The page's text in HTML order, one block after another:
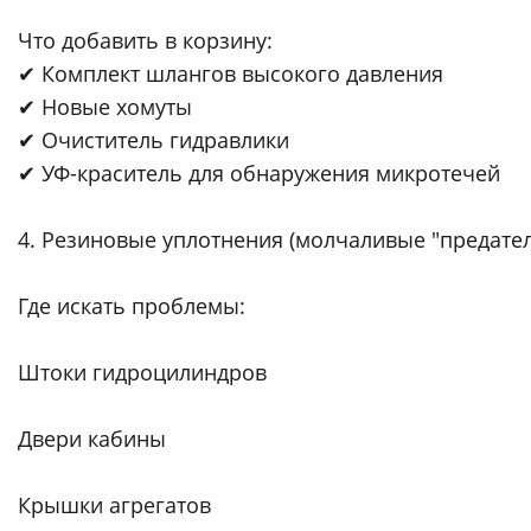
Что добавить в корзину:
✔ Комплект шлангов высокого давления
✔ Новые хомуты
✔ Очиститель гидравлики
✔ УФ-краситель для обнаружения микротечей
4. Резиновые уплотнения (молчаливые
Где искать проблемы:
Штоки гидроцилиндров
Двери кабины
Крышки агрегатов